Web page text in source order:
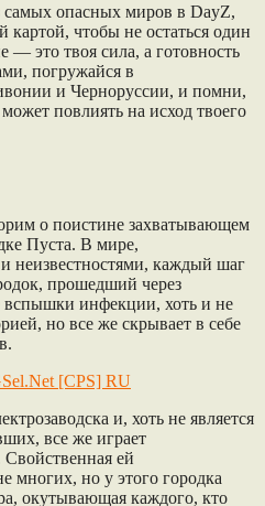
самых опасных миров в DayZ,
картой, чтобы не остаться один
— это твоя сила, а готовность
погружайся в
и Черноруссии, и помни,
повлиять на исход твоего
о поистине захватывающем
Пуста. В мире,
неизвестностями, каждый шаг
прошедший через
инфекции, хоть и не
но все же скрывает в себе
и, хоть не является
все же играет
ей
многих, но у этого городка
окутывающая каждого, кто